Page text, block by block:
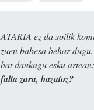
ATARIA ez da soilik
zuen babesa behar
bat daukagu esku artean:
falta zara, bazatoz?